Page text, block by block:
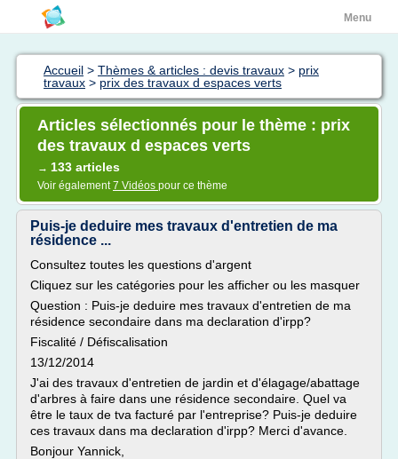
Menu
Accueil > Thèmes & articles : devis travaux > prix
travaux > prix des travaux d espaces verts
Articles sélectionnés pour le thème : prix
des travaux d espaces verts
→ 133 articles
Voir également7 Vidéos pour ce thème
Puis-je deduire mes travaux d'entretien de ma
résidence ...
Consultez toutes les questions d'argent
Cliquez sur les catégories pour les afficher ou les masquer
Question : Puis-je deduire mes travaux d'entretien de ma
résidence secondaire dans ma declaration d'irpp?
Fiscalité / Défiscalisation
13/12/2014
J'ai des travaux d'entretien de jardin et d'élagage/abattage
d'arbres à faire dans une résidence secondaire. Quel va
être le taux de tva facturé par l'entreprise? Puis-je deduire
ces travaux dans ma declaration d'irpp? Merci d'avance.
Bonjour Yannick,